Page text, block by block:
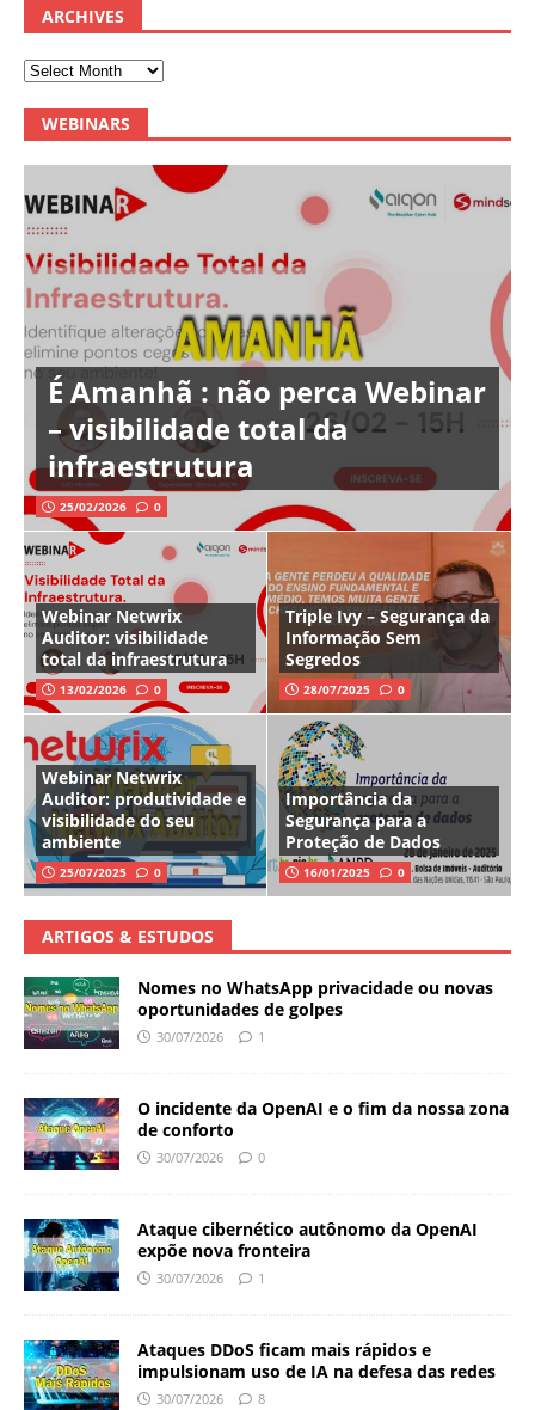
ARCHIVES
WEBINARS
É Amanhã : não perca Webinar
– visibilidade total da
infraestrutura
25/02/2026 0
Webinar Netwrix
Auditor: visibilidade
total da infraestrutura
13/02/2026 0
Triple Ivy – Segurança da
Informação Sem
Segredos
28/07/2025 0
Webinar Netwrix
Auditor: produtividade e
visibilidade do seu
ambiente
25/07/2025 0
Importância da
Segurança para a
Proteção de Dados
16/01/2025 0
ARTIGOS & ESTUDOS
Nomes no WhatsApp privacidade ou novas
oportunidades de golpes
30/07/2026 1
O incidente da OpenAI e o fim da nossa zona
de conforto
30/07/2026 0
Ataque cibernético autônomo da OpenAI
expõe nova fronteira
30/07/2026 1
Ataques DDoS ficam mais rápidos e
impulsionam uso de IA na defesa das redes
30/07/2026 8